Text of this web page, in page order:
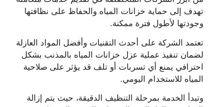
تهدف إلى حماية خزانات المياه والحفاظ على نظافتها
وجودتها لأطول فترة ممكنة.
تعتمد الشركة على أحدث التقنيات وأفضل المواد العازلة
لضمان تنفيذ عملية عزل خزانات المياه بالمذنب بشكل
احترافي يمنع أي تسربات أو تلف قد يؤثر على صلاحية
المياه للاستخدام اليومي.
وتبدأ الخدمة بمرحلة التنظيف الدقيقة، حيث يتم إزالة